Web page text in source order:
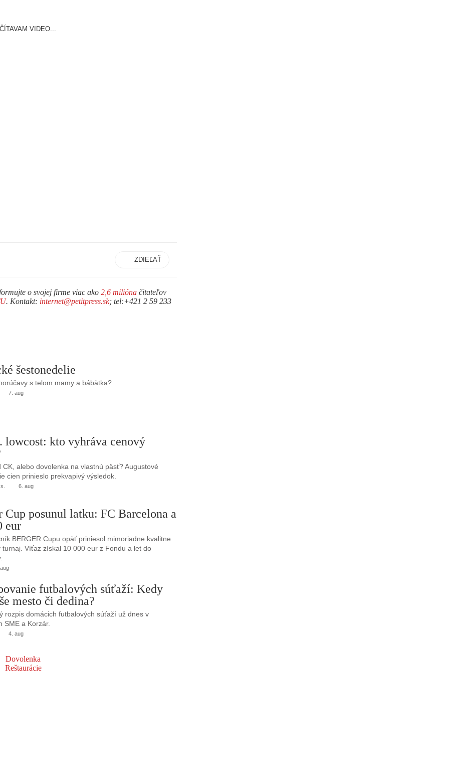
VIDEO...
ZDIEĽAŤ
o svojej firme viac ako 2,6 milióna čitateľov
. Kontakt: internet@petitpress.sk; tel:+421 2 59 233
šestonedelie
s telom mamy a bábätka?
7. aug
lowcost: kto vyhráva cenový
CK, alebo dovolenka na vlastnú päsť? Augustové
cien prinieslo prekvapivý výsledok.
6. aug
Cup posunul latku: FC Barcelona a
eur
BERGER Cupu opäť priniesol mimoriadne kvalitne
turnaj. Víťaz získal 10 000 eur z Fondu a let do
futbalových súťaží: Kedy
mesto či dedina?
rozpis domácich futbalových súťaží už dnes v
SME a Korzár.
4. aug
Dovolenka
Reštaurácie